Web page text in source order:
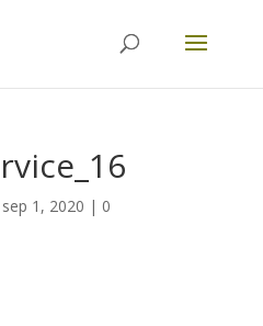
sep 1, 2020 | 0